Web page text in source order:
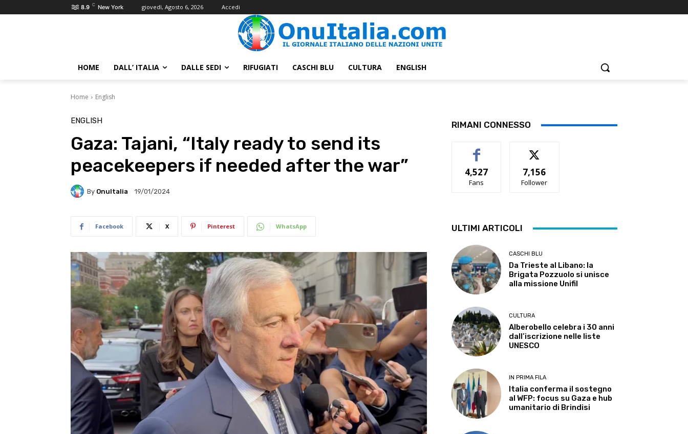
8.9 C New York giovedì, Agosto 6, 2026 Accedi
HOME DALL’ ITALIA DALLE SEDI RIFUGIATI CASCHI BLU CULTURA ENGLISH
Home English
ENGLISH
Gaza: Tajani, “Italy ready to send its
peacekeepers if needed after the war”
By OnuItalia 19/01/2024
Facebook X Pinterest WhatsApp
RIMANI CONNESSO
4,527
Fans
7,156
Follower
ULTIMI ARTICOLI
CASCHI BLU
Da Trieste al Libano: la
Brigata Pozzuolo si unisce
alla missione Unifil
CULTURA
Alberobello celebra i 30 anni
dall’iscrizione nelle liste
UNESCO
IN PRIMA FILA
Italia conferma il sostegno
al WFP: focus su Gaza e hub
umanitario di Brindisi